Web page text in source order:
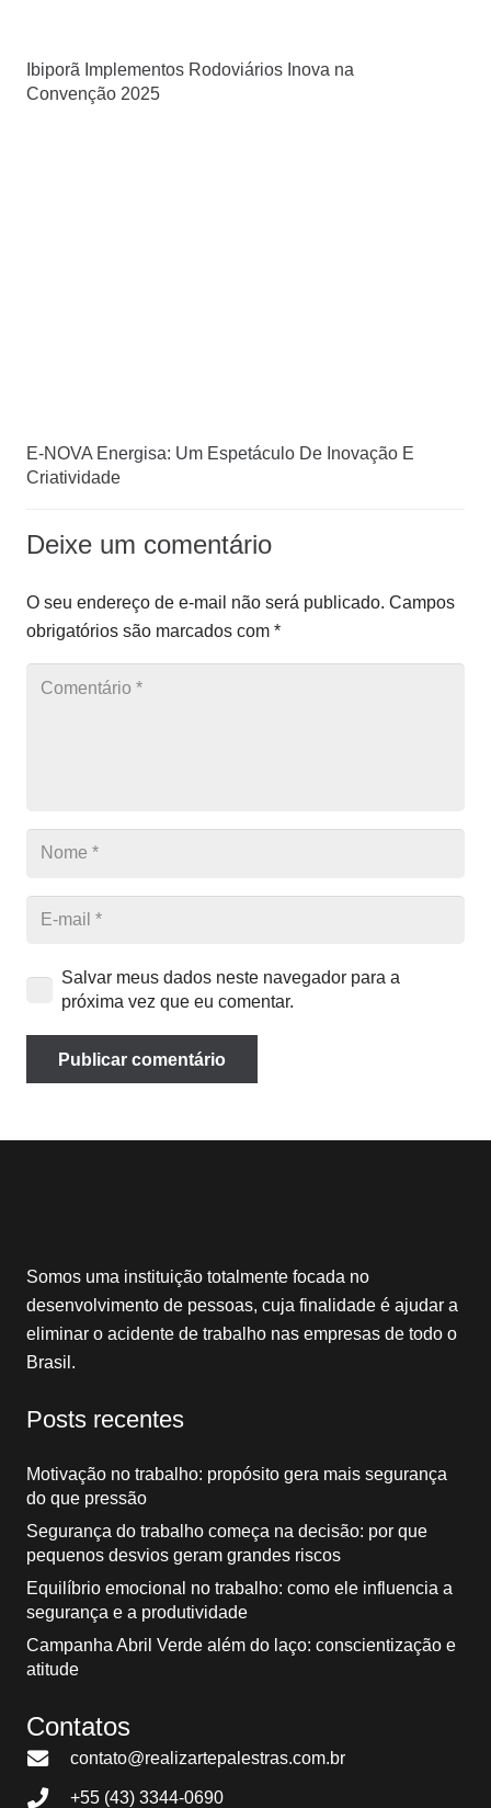
Ibiporã Implementos Rodoviários Inova na
Convenção 2025
E-NOVA Energisa: Um Espetáculo De Inovação E
Criatividade
Deixe um comentário
O seu endereço de e-mail não será publicado. Campos
obrigatórios são marcados com *
Salvar meus dados neste navegador para a
próxima vez que eu comentar.
Publicar comentário
Somos uma instituição totalmente focada no
desenvolvimento de pessoas, cuja finalidade é ajudar a
eliminar o acidente de trabalho nas empresas de todo o
Brasil.
Posts recentes
Motivação no trabalho: propósito gera mais segurança
do que pressão
Segurança do trabalho começa na decisão: por que
pequenos desvios geram grandes riscos
Equilíbrio emocional no trabalho: como ele influencia a
segurança e a produtividade
Campanha Abril Verde além do laço: conscientização e
atitude
Contatos
contato@realizartepalestras.com.br
+55 (43) 3344-0690